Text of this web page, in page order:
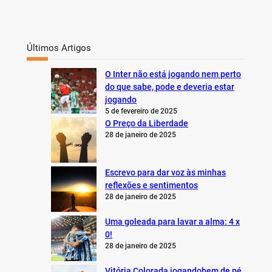
Últimos Artigos
O Inter não está jogando nem perto
do que sabe, pode e deveria estar
jogando
5 de fevereiro de 2025
O Preço da Liberdade
28 de janeiro de 2025
Escrevo para dar voz às minhas
reflexões e sentimentos
28 de janeiro de 2025
Uma goleada para lavar a alma: 4 x
0!
28 de janeiro de 2025